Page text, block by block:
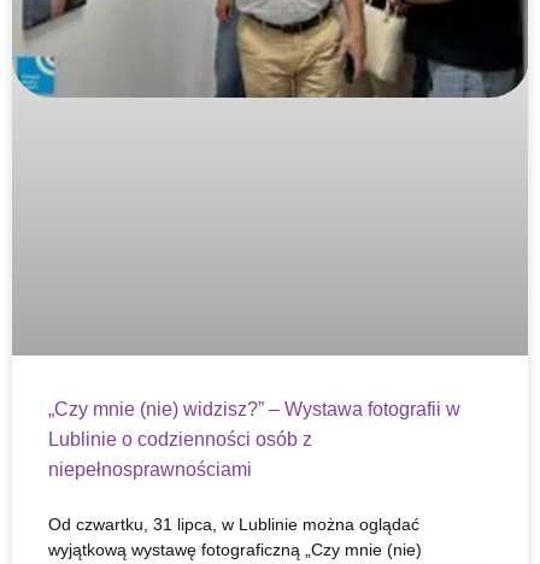
„Czy mnie (nie) widzisz?” – Wystawa fotografii w
Lublinie o codzienności osób z
niepełnosprawnościami
Od czwartku, 31 lipca, w Lublinie można oglądać
wyjątkową wystawę fotograficzną „Czy mnie (nie)